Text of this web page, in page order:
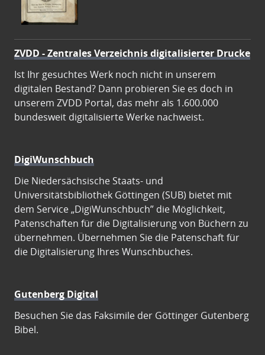
ZVDD - Zentrales Verzeichnis digitalisierter Drucke
Ist Ihr gesuchtes Werk noch nicht in unserem
digitalen Bestand? Dann probieren Sie es doch in
unserem ZVDD Portal, das mehr als 1.600.000
bundesweit digitalisierte Werke nachweist.
DigiWunschbuch
Die Niedersächsische Staats- und
Universitätsbibliothek Göttingen (SUB) bietet mit
dem Service „DigiWunschbuch” die Möglichkeit,
Patenschaften für die Digitalisierung von Büchern zu
übernehmen. Übernehmen Sie die Patenschaft für
die Digitalisierung Ihres Wunschbuches.
Gutenberg Digital
Besuchen Sie das Faksimile der Göttinger Gutenberg
Bibel.